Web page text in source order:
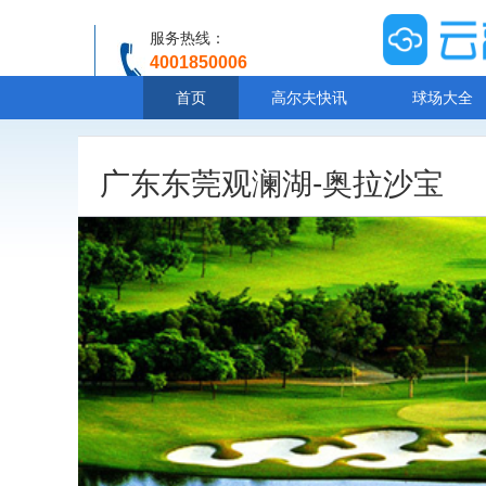
服务热线：
4001850006
首页 高尔夫快讯 球场大全
广东东莞观澜湖-奥拉沙宝